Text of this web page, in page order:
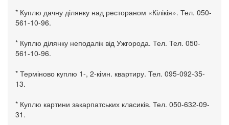
* Куплю дачну ділянку над рестораном «Кілікія». Тел. 050-
561-10-96.
* Куплю ділянку неподалік від Ужгорода. Тел. Тел. 050-
561-10-96.
* Терміново куплю 1-, 2-кімн. квартиру. Тел. 095-092-35-
13.
* Куплю картини закарпатських класиків. Тел. 050-632-09-
31.